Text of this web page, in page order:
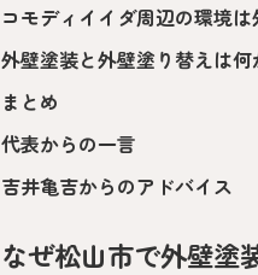
コモディイイダ周辺の環境
外壁塗装と外壁塗り替えは
まとめ
代表からの一言
吉井亀吉からのアドバイス
なぜ松山市で外壁塗